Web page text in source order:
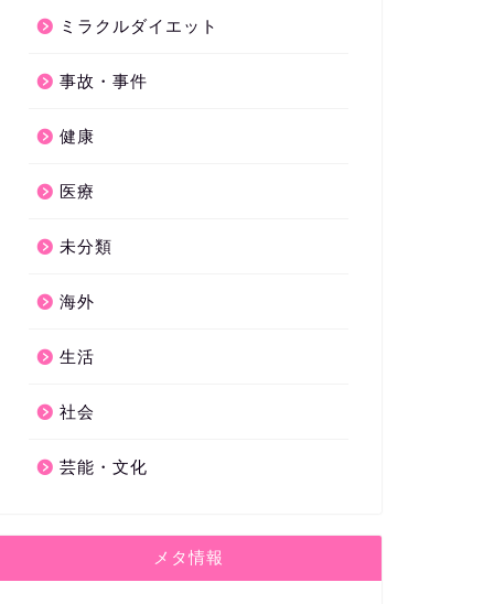
ミラクルダイエット
事故・事件
健康
医療
未分類
海外
生活
社会
芸能・文化
メタ情報